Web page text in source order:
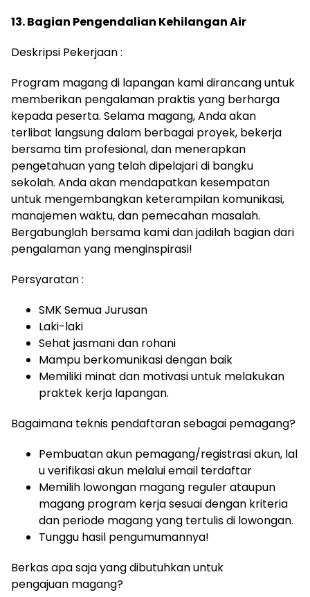
13. Bagian Pengendalian Kehilangan Air
Deskripsi Pekerjaan :
Program magang di lapangan kami dirancang untuk
memberikan pengalaman praktis yang berharga
kepada peserta. Selama magang, Anda akan
terlibat langsung dalam berbagai proyek, bekerja
bersama tim profesional, dan menerapkan
pengetahuan yang telah dipelajari di bangku
sekolah. Anda akan mendapatkan kesempatan
untuk mengembangkan keterampilan komunikasi,
manajemen waktu, dan pemecahan masalah.
Bergabunglah bersama kami dan jadilah bagian dari
pengalaman yang menginspirasi!
Persyaratan :
SMK Semua Jurusan
Laki-laki
Sehat jasmani dan rohani
Mampu berkomunikasi dengan baik
Memiliki minat dan motivasi untuk melakukan
praktek kerja lapangan.
Bagaimana teknis pendaftaran sebagai pemagang?
Pembuatan akun pemagang/registrasi akun, lal
u verifikasi akun melalui email terdaftar
Memilih lowongan magang reguler ataupun
magang program kerja sesuai dengan kriteria
dan periode magang yang tertulis di lowongan.
Tunggu hasil pengumumannya!
Berkas apa saja yang dibutuhkan untuk
pengajuan magang?